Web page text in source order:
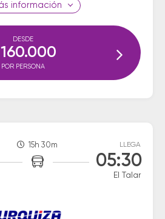
información
DESDE
160.000
POR PERSONA
15h 30m LLEGA
05:30
El Talar